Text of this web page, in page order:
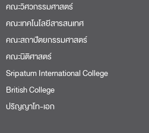
คณะวิศวกรรมศาสตร์
คณะเทคโนโลยีสารสนเทศ
คณะสถาปัตยกรรมศาสตร์
คณะนิติศาสตร์
Sripatum International College
British College
ปริญญาโท-เอก